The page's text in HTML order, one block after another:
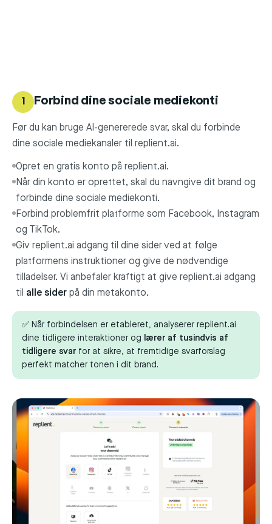
1 Forbind dine sociale mediekonti
Før du kan bruge AI-genererede svar, skal du forbinde
dine sociale mediekanaler til replient.ai.
Opret en gratis konto på replient.ai.
Når din konto er oprettet, skal du navngive dit brand og
forbinde dine sociale mediekonti.
Forbind problemfrit platforme som Facebook, Instagram
og TikTok.
Giv replient.ai adgang til dine sider ved at følge
platformens instruktioner og give de nødvendige
tilladelser. Vi anbefaler kraftigt at give replient.ai adgang
til alle sider på din metakonto.
✅ Når forbindelsen er etableret, analyserer replient.ai
dine tidligere interaktioner og lærer af tusindvis af
tidligere svar for at sikre, at fremtidige svarforslag
perfekt matcher tonen i dit brand.